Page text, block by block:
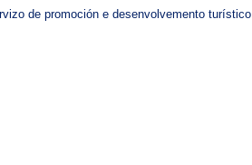
de promoción e desenvolvemento turístico